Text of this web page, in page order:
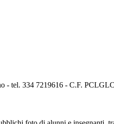
- tel. 334 7219616 - C.F.